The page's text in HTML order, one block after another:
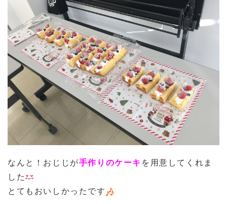
なんと！おじじが手作りのケーキ を用意してくれま
した
とてもおいしかったです